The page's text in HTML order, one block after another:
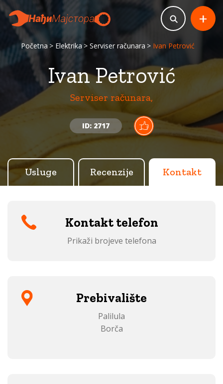
Početna Elektrika Serviser računara Ivan Petrović
Ivan Petrović
Serviser računara,
ID: 2717
+
Usluge Recenzije Kontakt
Kontakt telefon
Prikaži brojeve telefona
Prebivalište
Palilula
Borča